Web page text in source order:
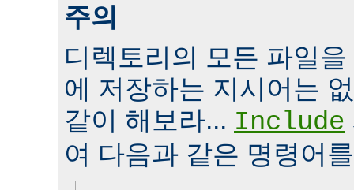
주의
디렉토리의 모든 파일
에 저장하는 지시어는
같이 해보라... Include
여 다음과 같은 명령어